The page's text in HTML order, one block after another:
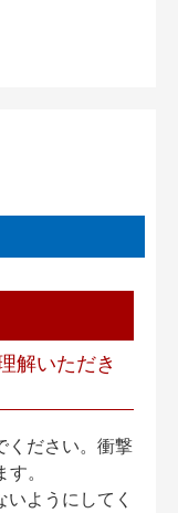
解いただき
ください。衝撃
。
ようにしてく